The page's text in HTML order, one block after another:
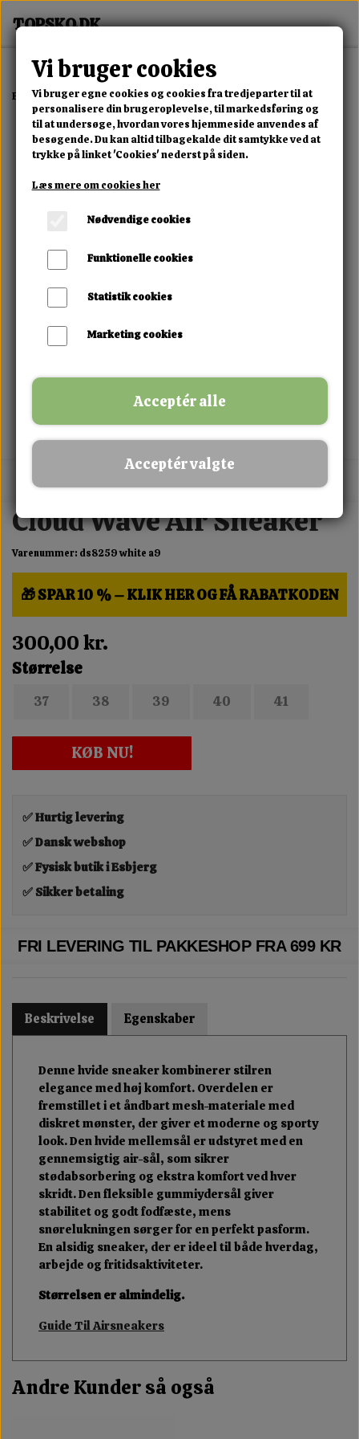
Forside Dame Alle Damesko Cloud Wave Air Sneaker
MIX FRIT · KØB 3 BETAL FOR 2
Cloud Wave Air Sneaker
Varenummer: ds8259 white a9
🎁 SPAR 10 % – KLIK HER OG FÅ RABATKODEN
300,00 kr.
Størrelse
37 38 39 40 41
KØB NU!
✅ Hurtig levering
✅ Dansk webshop
✅ Fysisk butik i Esbjerg
✅ Sikker betaling
FRI LEVERING TIL PAKKESHOP FRA 699 KR
Beskrivelse Egenskaber
Denne hvide sneaker kombinerer stilren
elegance med høj komfort. Overdelen er
fremstillet i et åndbart mesh-materiale med
diskret mønster, der giver et moderne og sporty
look. Den hvide mellemsål er udstyret med en
gennemsigtig air-sål, som sikrer
stødabsorbering og ekstra komfort ved hver
skridt. Den fleksible gummiydersål giver
stabilitet og godt fodfæste, mens
snørelukningen sørger for en perfekt pasform.
En alsidig sneaker, der er ideel til både hverdag,
arbejde og fritidsaktiviteter.
Størrelsen er almindelig.
Guide Til Airsneakers
Andre Kunder så også
Vi bruger cookies
Vi bruger egne cookies og cookies fra tredjeparter til at
personalisere din brugeroplevelse, til markedsføring og
til at undersøge, hvordan vores hjemmeside anvendes af
besøgende. Du kan altid tilbagekalde dit samtykke ved at
trykke på linket 'Cookies' nederst på siden.
Læs mere om cookies her
Nødvendige cookies
Funktionelle cookies
Statistik cookies
Marketing cookies
Acceptér alle
Acceptér valgte